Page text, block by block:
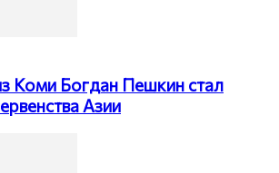
Коми Богдан Пешкин стал
Азии